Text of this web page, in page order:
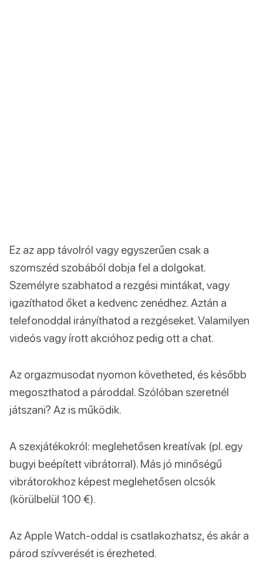
Ez az app távolról vagy egyszerűen csak a
szomszéd szobából dobja fel a dolgokat.
Személyre szabhatod a rezgési mintákat, vagy
igazíthatod őket a kedvenc zenédhez. Aztán a
telefonoddal irányíthatod a rezgéseket. Valamilyen
videós vagy írott akcióhoz pedig ott a chat.
Az orgazmusodat nyomon követheted, és később
megoszthatod a pároddal. Szólóban szeretnél
játszani? Az is működik.
A szexjátékokról: meglehetősen kreatívak (pl. egy
bugyi beépített vibrátorral). Más jó minőségű
vibrátorokhoz képest meglehetősen olcsók
(körülbelül 100 €).
Az Apple Watch-oddal is csatlakozhatsz, és akár a
párod szívverését is érezheted.